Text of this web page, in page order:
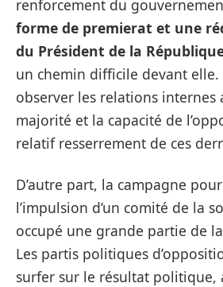
renforcement du
forme de premierat et une
du Président de la
un chemin difficile devant
observer les relations internes
majorité et la capacité de
relatif resserrement de ces
D’autre part, la campagne
l’impulsion d’un comité de la
occupé une grande partie de
Les partis politiques
surfer sur le résultat politique,